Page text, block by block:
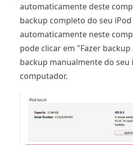
automaticamente deste
backup completo do seu
automaticamente neste
pode clicar em "Fazer
backup manualmente do seu
computador.